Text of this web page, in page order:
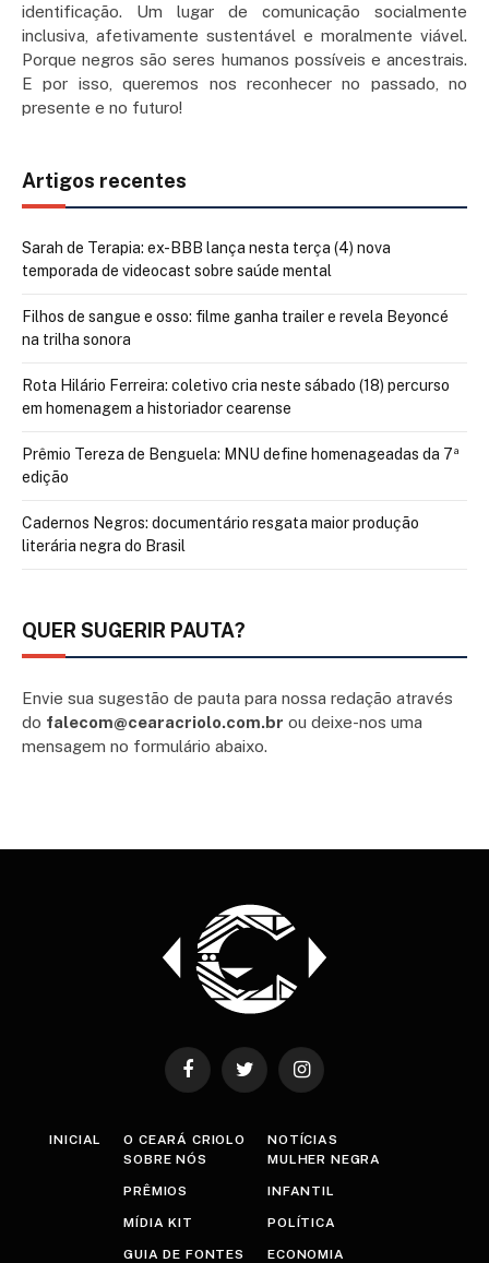
identificação. Um lugar de comunicação socialmente
inclusiva, afetivamente sustentável e moralmente viável.
Porque negros são seres humanos possíveis e ancestrais.
E por isso, queremos nos reconhecer no passado, no
presente e no futuro!
Artigos recentes
Sarah de Terapia: ex-BBB lança nesta terça (4) nova
temporada de videocast sobre saúde mental
Filhos de sangue e osso: filme ganha trailer e revela Beyoncé
na trilha sonora
Rota Hilário Ferreira: coletivo cria neste sábado (18) percurso
em homenagem a historiador cearense
Prêmio Tereza de Benguela: MNU define homenageadas da 7ª
edição
Cadernos Negros: documentário resgata maior produção
literária negra do Brasil
QUER SUGERIR PAUTA?
Envie sua sugestão de pauta para nossa redação através
do falecom@cearacriolo.com.br ou deixe-nos uma
mensagem no formulário abaixo.
FacebookTwitter Instagram
INICIAL
O CEARÁ CRIOLO
SOBRE NÓS
PRÊMIOS
MÍDIA KIT
GUIA DE FONTES
NOTÍCIAS
MULHER NEGRA
INFANTIL
POLÍTICA
ECONOMIA